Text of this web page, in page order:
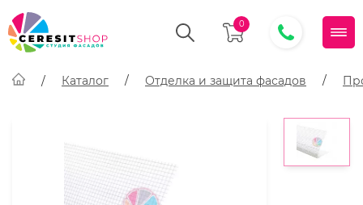
0
Каталог Отделка и защита фасадов